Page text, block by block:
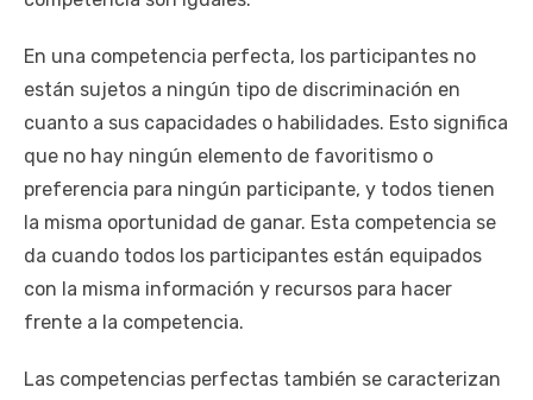
En una competencia perfecta, los participantes no
están sujetos a ningún tipo de discriminación en
cuanto a sus capacidades o habilidades. Esto significa
que no hay ningún elemento de favoritismo o
preferencia para ningún participante, y todos tienen
la misma oportunidad de ganar. Esta competencia se
da cuando todos los participantes están equipados
con la misma información y recursos para hacer
frente a la competencia.
Las competencias perfectas también se caracterizan